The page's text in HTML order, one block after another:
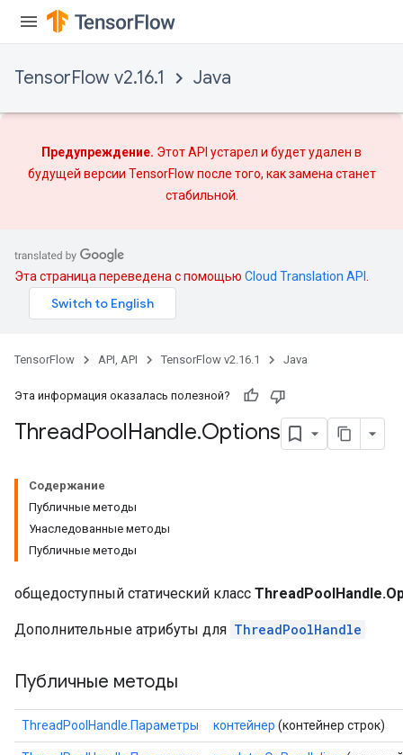
TensorFlow v2.16.1 Java
Предупреждение. Этот API устарел и будет удален в
будущей версии TensorFlow после того, какзамена станет
стабильной.
Эта страница переведена с помощью Cloud Translation API
TensorFlow API, API TensorFlow v2.16.1 Java
Эта информация оказалась полезной?
ThreadPoolHandle.Options
Содержание
Публичные методы
Унаследованные методы
Публичные методы
общедоступный статический класс
Дополнительные атрибуты для ThreadPoolHandle
Публичные методы
ThreadPoolHandle.Параметры контейнер (контейнер строк)